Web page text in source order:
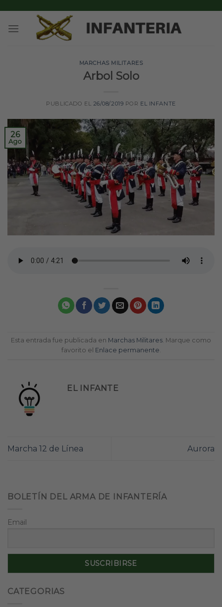
content
MARCHAS MILITARES
Arbol Solo
PUBLICADO EL 26/08/2019 POR EL INFANTE
26
Ago
Esta entrada fue publicada en Marchas Militares. Marque como
favorito el Enlace permanente.
EL INFANTE
Marcha 12 de Línea Aurora
BOLETÍN DEL ARMA DE INFANTERÍA
Email
CATEGORIAS